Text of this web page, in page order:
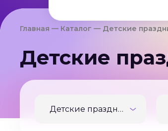
Главная Каталог Детские
Детские
Детские праздники